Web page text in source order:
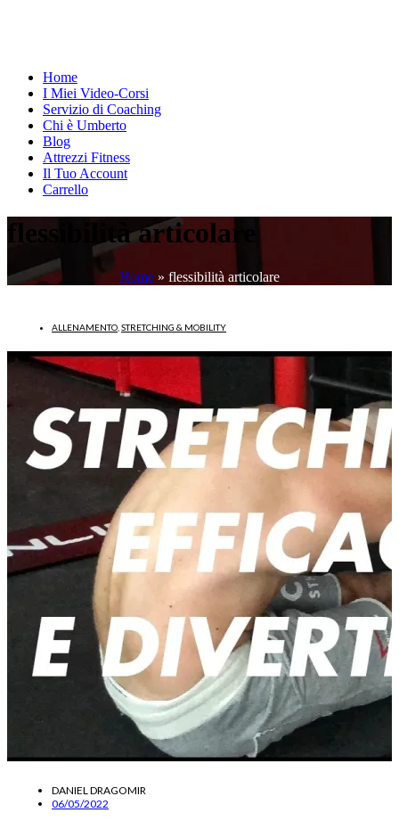
Home
I Miei Video-Corsi
Servizio di Coaching
Chi è Umberto
Blog
Attrezzi Fitness
Il Tuo Account
Carrello
flessibilità articolare
Home » flessibilità articolare
ALLENAMENTO STRETCHING & MOBILITY
DANIEL DRAGOMIR
06/05/2022